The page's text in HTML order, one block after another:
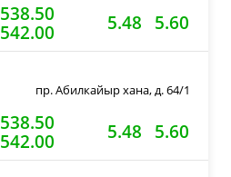
538.50
542.00
5.48 5.60
пр. Абилкайыр хана, д. 64/1
538.50
542.00
5.48 5.60